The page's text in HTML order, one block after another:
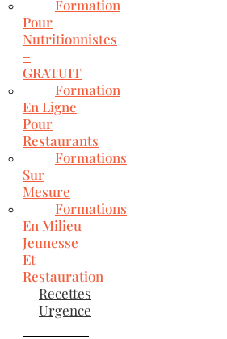
Formation
Pour
Nutritionnistes
–
GRATUIT
Formation
En Ligne
Pour
Restaurants
Formations
Sur
Mesure
Formations
En Milieu
Jeunesse
Et
Restauration
Recettes
Urgence